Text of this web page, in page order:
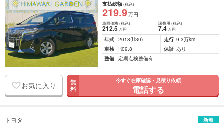
支払総額(税込)
219.9万円
車両価格(税込)
212.5万円
諸費用 (税込)
7.4 万円
年式 2018(H30) 走行 9.3万km
車検
R09.8 保証 あり
整備 定期点検整備有
お気に入り 無
料
今すぐ在庫確認・見積り依頼
電話する
トヨタ 新着